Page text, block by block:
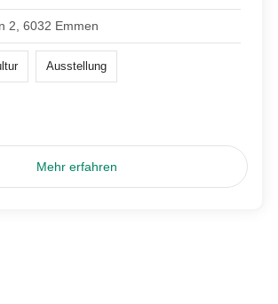
2, 6032 Emmen
Ausstellung
Mehr erfahren